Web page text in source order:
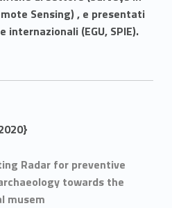
Sensing) , e presentati
(EGU, SPIE).
Radar for preventive
towards the
musem